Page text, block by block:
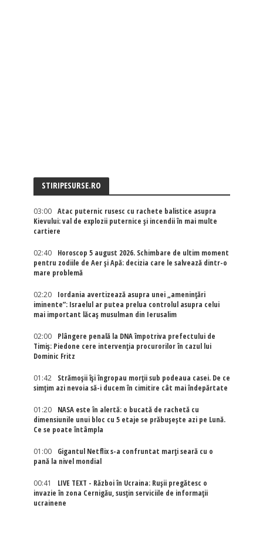
STIRIPESURSE.RO
03:00
Atac puternic rusesc cu rachete balistice asupra
Kievului: val de explozii puternice și incendii în mai multe
cartiere
02:40
Horoscop 5 august 2026. Schimbare de ultim moment
pentru zodiile de Aer și Apă: decizia care le salvează dintr-o
mare problemă
02:20
Iordania avertizează asupra unei „amenințări
iminente”: Israelul ar putea prelua controlul asupra celui
mai important lăcaș musulman din Ierusalim
02:00
Plângere penală la DNA împotriva prefectului de
Timiș: Piedone cere intervenția procurorilor în cazul lui
Dominic Fritz
01:42
Strămoșii își îngropau morții sub podeaua casei. De ce
simțim azi nevoia să-i ducem în cimitire cât mai îndepărtate
01:20
NASA este în alertă: o bucată de rachetă cu
dimensiunile unui bloc cu 5 etaje se prăbușește azi pe Lună.
Ce se poate întâmpla
01:00
Gigantul Netflix s-a confruntat marţi seară cu o
pană la nivel mondial
00:41
LIVE TEXT - Război în Ucraina: Rușii pregătesc o
invazie în zona Cernigău, susțin serviciile de informații
ucrainene